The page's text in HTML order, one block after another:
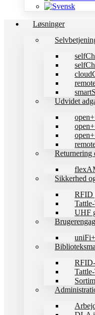
Løsninger
Udvidet
Returnering
Sikkerhed
RFID
UHF
uniFi+